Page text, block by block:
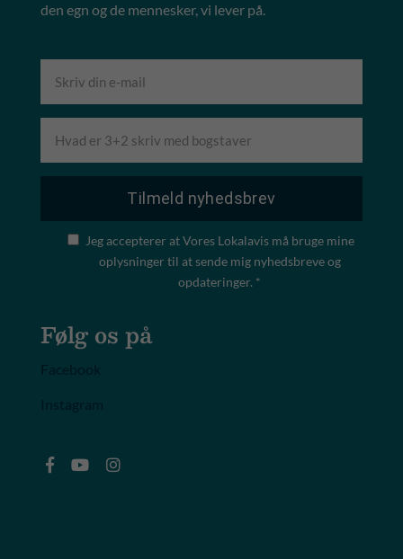
den egn og de mennesker, vi lever på.
Jeg accepterer at Vores Lokalavis må bruge mine
oplysninger til at sende mig nyhedsbreve og
opdateringer. *
Følg os på